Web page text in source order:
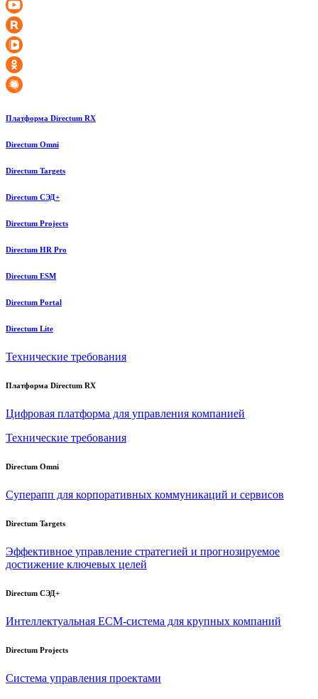
Платформа Directum RX
Directum Omni
Directum Targets
Directum СЭД+
Directum Projects
Directum HR Pro
Directum ESM
Directum Portal
Directum Lite
Технические требования
Платформа Directum RX
Цифровая платформа для управления компанией
Технические требования
Directum Omni
Суперапп для корпоративных коммуникаций и сервисов
Directum Targets
Эффективное управление стратегией и прогнозируемое
достижение ключевых целей
Directum СЭД+
Интеллектуальная ECM-система для крупных компаний
Directum Projects
Система управления проектами